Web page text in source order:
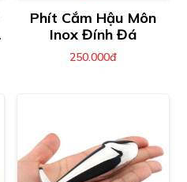
Phít Cắm Hậu Môn
Inox Đính Đá
250.000đ